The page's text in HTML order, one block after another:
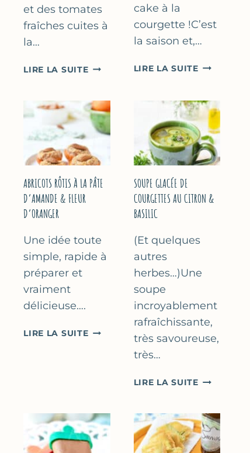
et des tomates
fraîches cuites à
la…
LIRE LA SUITEPOÊLÉE
&
TOMATES
AU
THYM
cake à la
courgette !C’est
la saison et,…
LIRE LA SUITECAKE
HUILE
D’OLIVE
&
NOISETTES
SUCRÉ
ABRICOTS RÔTIS À LA PÂTE
D’AMANDE & FLEUR
D’ORANGER
Une idée toute
simple, rapide à
préparer et
vraiment
délicieuse….
LIRE LA SUITEABRICOTS
&
FLEUR
D’ORANGER
SOUPE GLACÉE DE
COURGETTES AU CITRON &
BASILIC
(Et quelques
autres
herbes…)Une
soupe
incroyablement
rafraîchissante,
très savoureuse,
très…
LIRE LA SUITESOUPE
AU
CITRON